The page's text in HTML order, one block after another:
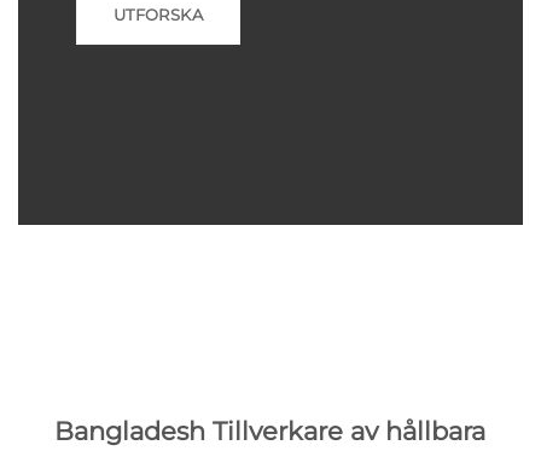
UTFORSKA
Bangladesh Tillverkare av hållbara